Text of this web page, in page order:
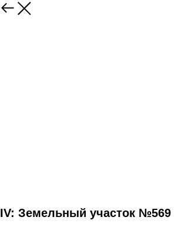
IV: Земельный участок №569